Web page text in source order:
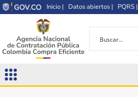
Inicio | Datos abiertos | PQRS |